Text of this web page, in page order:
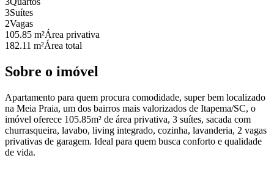
3Suítes
2Vagas
105.85 m²Área privativa
182.11 m²Área total
Sobre o imóvel
Apartamento para quem procura comodidade, super bem localizado
na Meia Praia, um dos bairros mais valorizados de Itapema/SC, o
imóvel oferece 105.85m² de área privativa, 3 suítes, sacada com
churrasqueira, lavabo, living integrado, cozinha, lavanderia, 2 vagas
privativas de garagem. Ideal para quem busca conforto e qualidade
de vida.